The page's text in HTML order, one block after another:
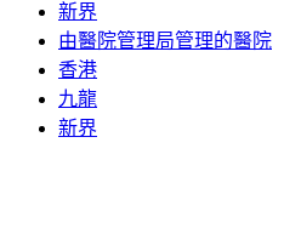
新界
由醫院管理局管理的醫院
香港
九龍
新界